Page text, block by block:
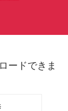
ードできま